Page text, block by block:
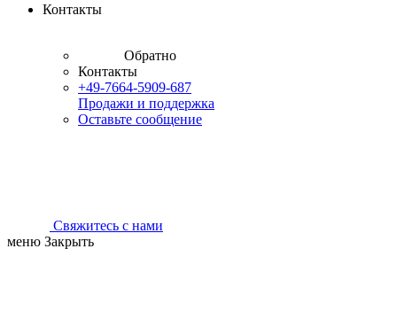
Контакты
Обратно
Контакты
+49-7664-5909-687
Продажи и поддержка
Оставьте сообщение
Свяжитесь с нами
меню Закрыть